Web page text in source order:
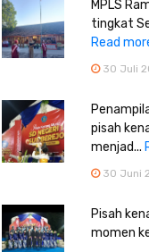
MPLS
tingkat
Read
30 Juli
pisah
menjad...
30 Juni
Pisah
momen